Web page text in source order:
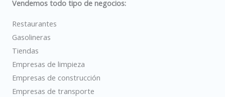
Vendemos todo tipo de negocios:
Restaurantes
Gasolineras
Tiendas
Empresas de limpieza
Empresas de construcción
Empresas de transporte